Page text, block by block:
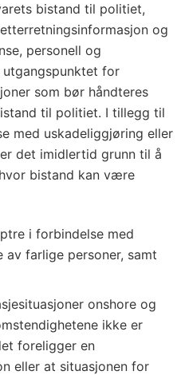
bistand til politiet,
og
personell og
utgangspunktet for
som bør håndteres
til politiet. I tillegg til
med uskadeliggjøring eller
det imidlertid grunn til å
bistand kan være
i forbindelse med
farlige personer, samt
onshore og
ikke er
foreligger en
eller at situasjonen for